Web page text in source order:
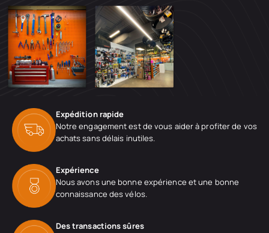
Expédition rapide
Notre engagement est de vous aider à profiter de vos
achats sans délais inutiles.
Expérience
Nous avons une bonne expérience et une bonne
connaissance des vélos.
Des transactions sûres